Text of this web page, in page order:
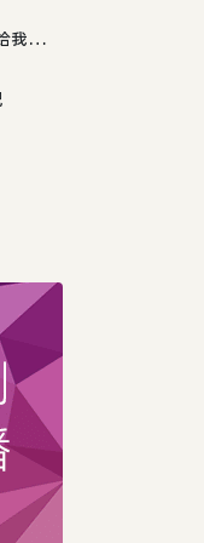
这是Sablog的模板？博主可以分享给我吗，谢谢